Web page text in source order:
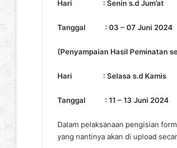
Hari : Senin s.d Jum’at
Tanggal : 03 – 07 Juni 2024
(Penyampaian Hasil Peminatan
Hari : Selasa s.d Kamis
Tanggal : 11 – 13 Juni 2024
Dalam pelaksanaan pengisian
yang nantinya akan di upload